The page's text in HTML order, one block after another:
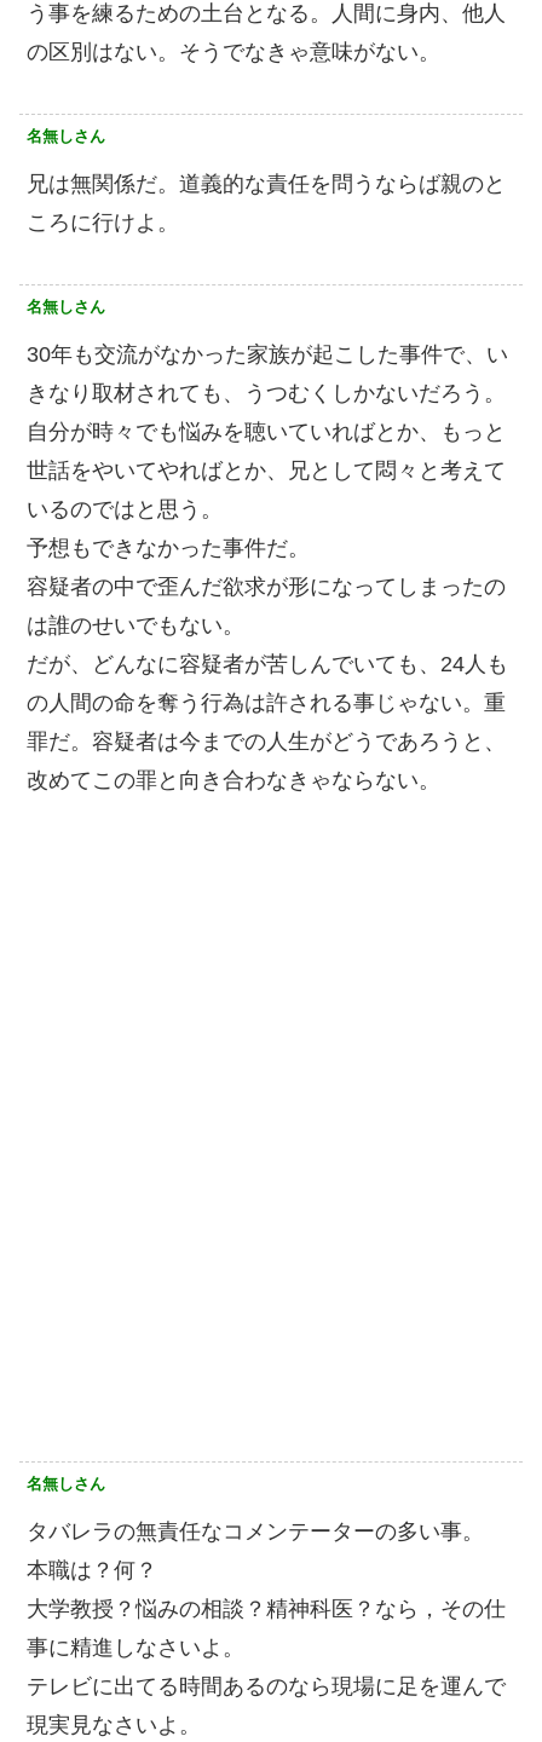
う事を練るための土台となる。人間に身内、他人
の区別はない。そうでなきゃ意味がない。
名無しさん
兄は無関係だ。道義的な責任を問うならば親のと
ころに行けよ。
名無しさん
30年も交流がなかった家族が起こした事件で、い
きなり取材されても、うつむくしかないだろう。
自分が時々でも悩みを聴いていればとか、もっと
世話をやいてやればとか、兄として悶々と考えて
いるのではと思う。
予想もできなかった事件だ。
容疑者の中で歪んだ欲求が形になってしまったの
は誰のせいでもない。
だが、どんなに容疑者が苦しんでいても、24人も
の人間の命を奪う行為は許される事じゃない。重
罪だ。容疑者は今までの人生がどうであろうと、
改めてこの罪と向き合わなきゃならない。
名無しさん
タバレラの無責任なコメンテーターの多い事。
本職は？何？
大学教授？悩みの相談？精神科医？なら，その仕
事に精進しなさいよ。
テレビに出てる時間あるのなら現場に足を運んで
現実見なさいよ。